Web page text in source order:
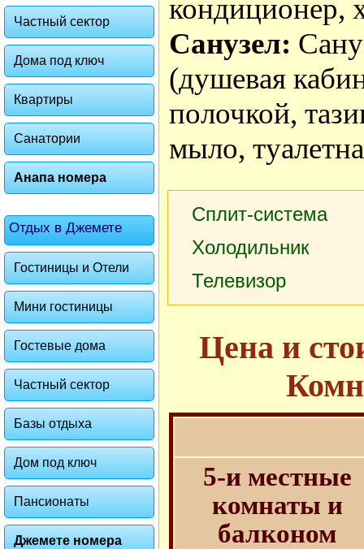
Частный сектор
Дома под ключ
Квартиры
Санатории
Анапа номера
Отдых в Джемете
Гостиницы и Отели
Мини гостиницы
Гостевые дома
Частный сектор
Базы отдыха
Дом под ключ
Пансионаты
Джемете номера
кондиционер,
Санузел:
(душевая
полочкой,
мыло,
Сплит-система
Холодильник
Телевизор
Цена и
5-и местные
комнаты и
балконом